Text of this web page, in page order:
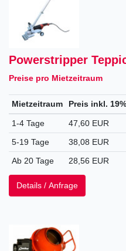
Powerstripper
Preise pro Mietzeitraum
Mietzeitraum Preis inkl.
1-4 Tage 47,60 EUR
5-19 Tage
38,08 EUR
Ab 20 Tage
28,56 EUR
Details / Anfrage